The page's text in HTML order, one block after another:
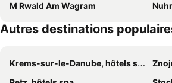
M Rwald Am Wagram
Nuhr
Autres destinations
Krems-sur-le-Danube, hôtels spa